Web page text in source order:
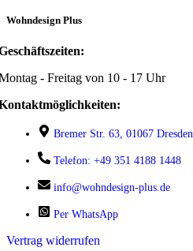
Wohndesign Plus
- Freitag von 10 - 17 Uhr
Bremer Str. 63, 01067 Dresden
Telefon: +49 351 4188 1448
info@wohndesign-plus.de
Per WhatsApp
Vertrag widerrufen